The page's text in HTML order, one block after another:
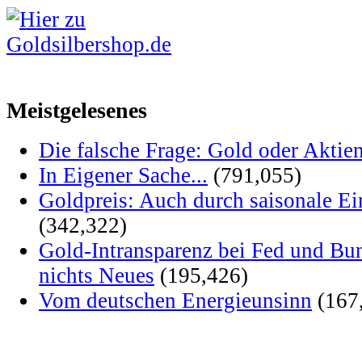
Meistgelesenes
Die falsche Frage: Gold oder
In Eigener Sache... (791,055)
Goldpreis: Auch durch saisonale
(342,322)
Gold-Intransparenz bei Fed und
nichts Neues (195,426)
Vom deutschen Energieunsinn